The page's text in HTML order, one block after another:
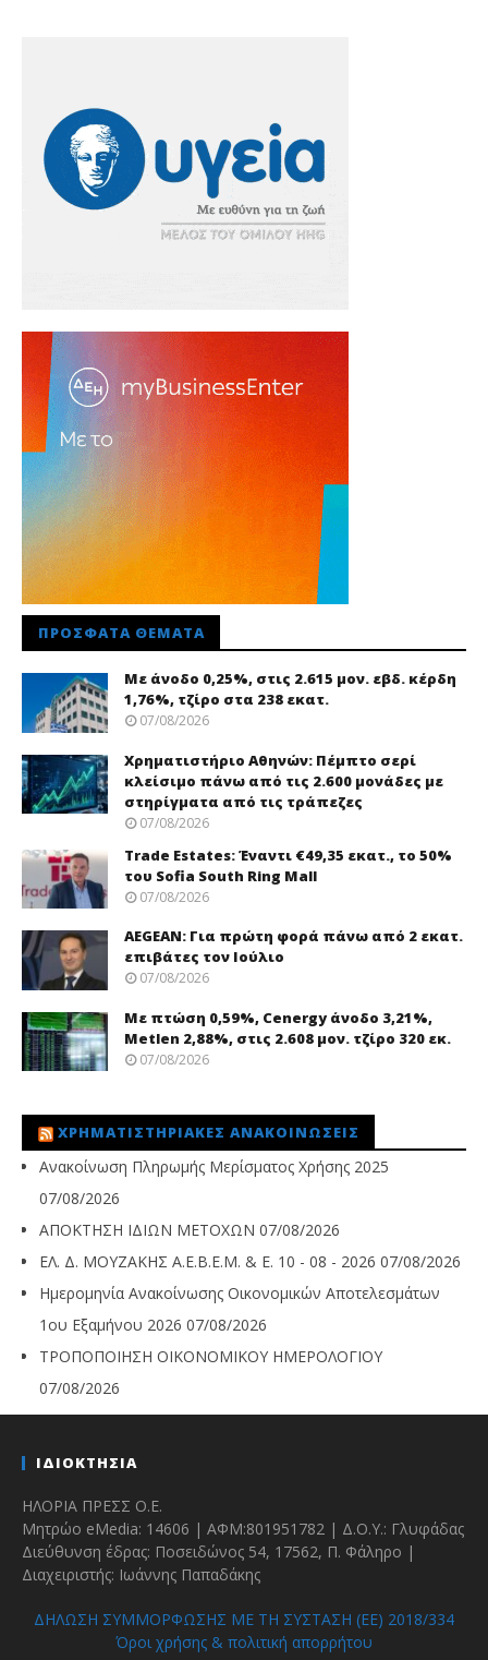
ΠΡΌΣΦΑΤΑ ΘΈΜΑΤΑ
Με άνοδο 0,25%, στις 2.615 μον. εβδ. κέρδη
1,76%, τζίρο στα 238 εκατ.
07/08/2026
Χρηματιστήριο Αθηνών: Πέμπτο σερί
κλείσιμο πάνω από τις 2.600 μονάδες με
στηρίγματα από τις τράπεζες
07/08/2026
Trade Εstates: Έναντι €49,35 εκατ., το 50%
του Sofia South Ring Mall
07/08/2026
AEGEAN: Για πρώτη φορά πάνω από 2 εκατ.
επιβάτες τον Ιούλιο
07/08/2026
Με πτώση 0,59%, Cenergy άνοδο 3,21%,
Metlen 2,88%, στις 2.608 μον. τζίρο 320 εκ.
07/08/2026
ΧΡΗΜΑΤΙΣΤΗΡΙΑΚΈΣ ΑΝΑΚΟΙΝΏΣΕΙΣ
Ανακοίνωση Πληρωμής Μερίσματος Χρήσης 2025
07/08/2026
ΑΠΟΚΤΗΣΗ ΙΔΙΩΝ ΜΕΤΟΧΩΝ 07/08/2026
ΕΛ. Δ. ΜΟΥΖΑΚΗΣ Α.Ε.Β.Ε.Μ. & Ε. 10 - 08 - 2026 07/08/2026
Ημερομηνία Ανακοίνωσης Οικονομικών Αποτελεσμάτων
1ου Εξαμήνου 2026 07/08/2026
ΤΡΟΠΟΠΟΙΗΣΗ ΟΙΚΟΝΟΜΙΚΟΥ ΗΜΕΡΟΛΟΓΙΟΥ
07/08/2026
ΙΔΙΟΚΤΗΣΙΑ
ΗΛΟΡΙΑ ΠΡΕΣΣ Ο.Ε.
Μητρώο eMedia: 14606 | ΑΦΜ:801951782 | Δ.Ο.Υ.: Γλυφάδας
Διεύθυνση έδρας: Ποσειδώνος 54, 17562, Π. Φάληρο |
Διαχειριστής: Ιωάννης Παπαδάκης
ΔΗΛΩΣΗ ΣΥΜΜΟΡΦΩΣΗΣ ΜΕ ΤΗ ΣΥΣΤΑΣΗ (ΕΕ) 2018/334
Όροι χρήσης & πολιτική απορρήτου